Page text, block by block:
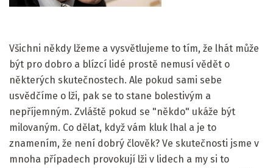
Všichni někdy lžeme a vysvětlujeme to tím, že lhát může
být pro dobro a blízcí lidé prostě nemusí vědět o
některých skutečnostech. Ale pokud sami sebe
usvědčíme o lži, pak se to stane bolestivým a
nepříjemným. Zvláště pokud se "někdo" ukáže být
milovaným. Co dělat, když vám kluk lhal a je to
znamením, že není dobrý člověk? Ve skutečnosti jsme v
mnoha případech provokují lži v lidech a my si to